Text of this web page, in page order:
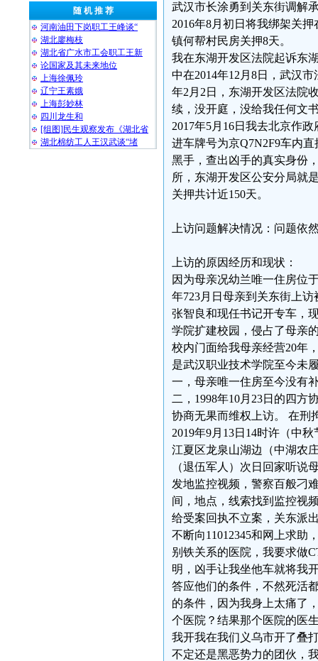
随 机 推 荐
河南油田下岗职工王峰谈“
湖北廖梅枝
湖北省广水市工会职工王新
论国家及其未来地位
上海徐佩玲
辽宁王素娥
上海彭妙林⁩
四川龙生和
[组图]民生观察发布《湖北省
湖北棉纺工人王汉武谈“堵
武汉市长涂勇到关东街调解
2016年8月初日将我绑架关
镇何帮村民房关押8天。
我在东湖开发区法院起诉东
中在2014年12月8日，武汉
年2月2日，东湖开发区法院
续，没开庭，没给我任何文
2017年5月16日我去北京作
进车牌号为京Q7N2F9车内
黑手，查出凶手的真实身份
所，东湖开发区公安分局就
关押共计近150天。
上访问题解决情况：问题依
上访的原因经历和现状：
因为母亲况幼兰唯一住房位
年723月日母亲到关东街上
张智良和现任书记开专车，
学院扩建校园，侵占了母亲
校内门面给我母亲经营20年
是武汉职业技术学院至今未
一，母亲唯一住房至今没有
二，1998年10月23日的四方
协商无果而维权上访。 在刑
2019年9月13日14时许（中
江夏区龙泉山湖边（中湖农
（退伍军人）次日回家听说
发地监控视频，警察百般刁
间，地点，线索找到监控视
给受案回执不立案，关东派
不断向11012345和网上求助
别铁关系的医院，我要求做
明，凶手让我坐他车就将我
答应他们的条件，不然死活
的条件，因为我身上太痛了
个医院？结果那个医院的医
我开我在我们义乌市开了叠
不定还是黑恶势力的团伙，